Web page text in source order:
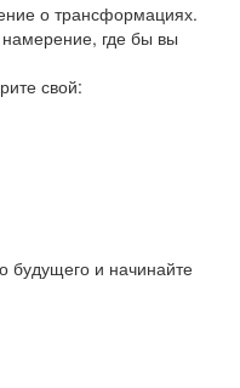
о трансформациях.
где бы вы
свой:
будущего и начинайте